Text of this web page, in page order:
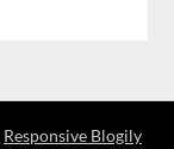
Responsive Blogily